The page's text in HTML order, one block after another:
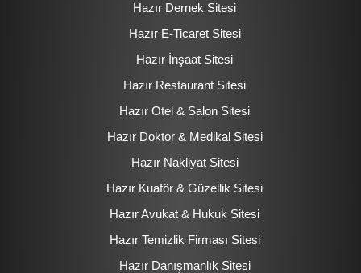
Hazır Dernek Sitesi
Hazır E-Ticaret Sitesi
Hazır İnşaat Sitesi
Hazır Restaurant Sitesi
Hazır Otel & Salon Sitesi
Hazır Doktor & Medikal Sitesi
Hazır Nakliyat Sitesi
Hazır Kuaför & Güzellik Sitesi
Hazır Avukat & Hukuk Sitesi
Hazır Temizlik Firması Sitesi
Hazır Danışmanlık Sitesi